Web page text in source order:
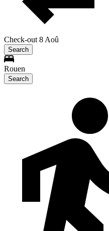
Check-out 8 Aoû
Search
Rouen
Search